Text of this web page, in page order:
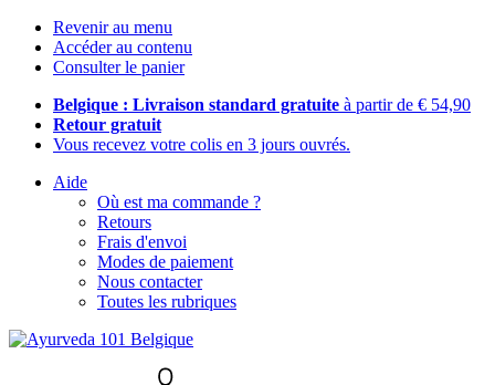
Revenir au menu
Accéder au contenu
Consulter le panier
Belgique : Livraison standard gratuite à partir de € 54,90
Retour gratuit
Vous recevez votre colis en 3 jours ouvrés.
Aide
Où est ma commande ?
Retours
Frais d'envoi
Modes de paiement
Nous contacter
Toutes les rubriques